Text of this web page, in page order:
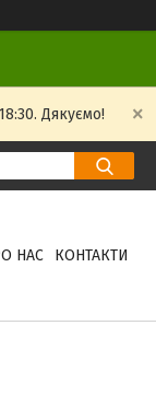
Дякуємо!
НАС КОНТАКТИ